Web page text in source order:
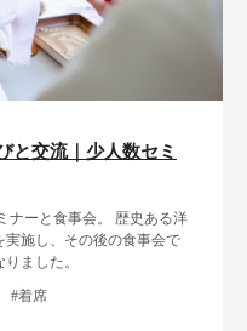
と交流｜少人数セミ
ナーと食事会。 歴史ある洋
施し、その後の食事会で
ました。
#着席